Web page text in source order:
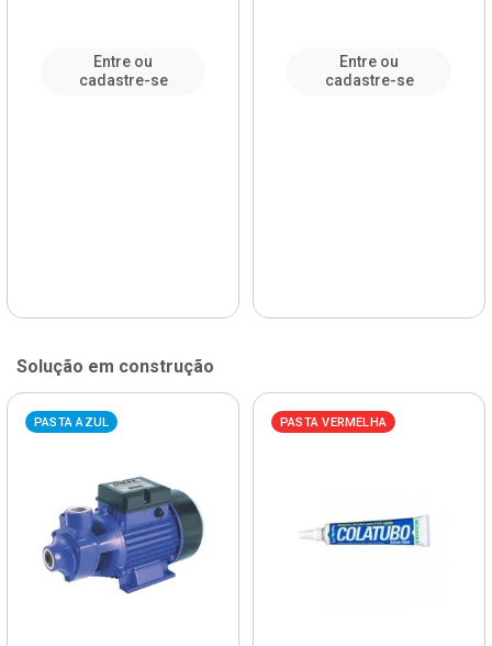
Entre ou
cadastre-se
Entre ou
cadastre-se
Solução em construção
PASTA AZUL PASTA VERMELHA